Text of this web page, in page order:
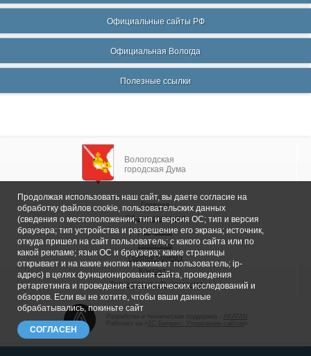
Официальные сайты РФ
Официальная Вологда
Полезные ссылки
Вологодская
городская Дума
Главная
Общие сведения
Депутаты
Комитеты
График приема
Контакты
Депутатские объединения
1С-Битрикс: Управление сайтом
Продолжая использовать наш сайт, вы даете согласие на
обработку файлов cookie, пользовательских данных
(сведения о местоположении; тип и версия ОС; тип и версия
браузера; тип устройства и разрешение его экрана; источник,
откуда пришел на сайт пользователь; с какого сайта или по
какой рекламе; язык ОС и браузера; какие страницы
открывает и на какие кнопки нажимает пользователь; ip-
адрес) в целях функционирования сайта, проведения
ретаргетинга и проведения статистических исследований и
обзоров. Если вы не хотите, чтобы ваши данные
обрабатывались, покиньте сайт
СОГЛАСЕН